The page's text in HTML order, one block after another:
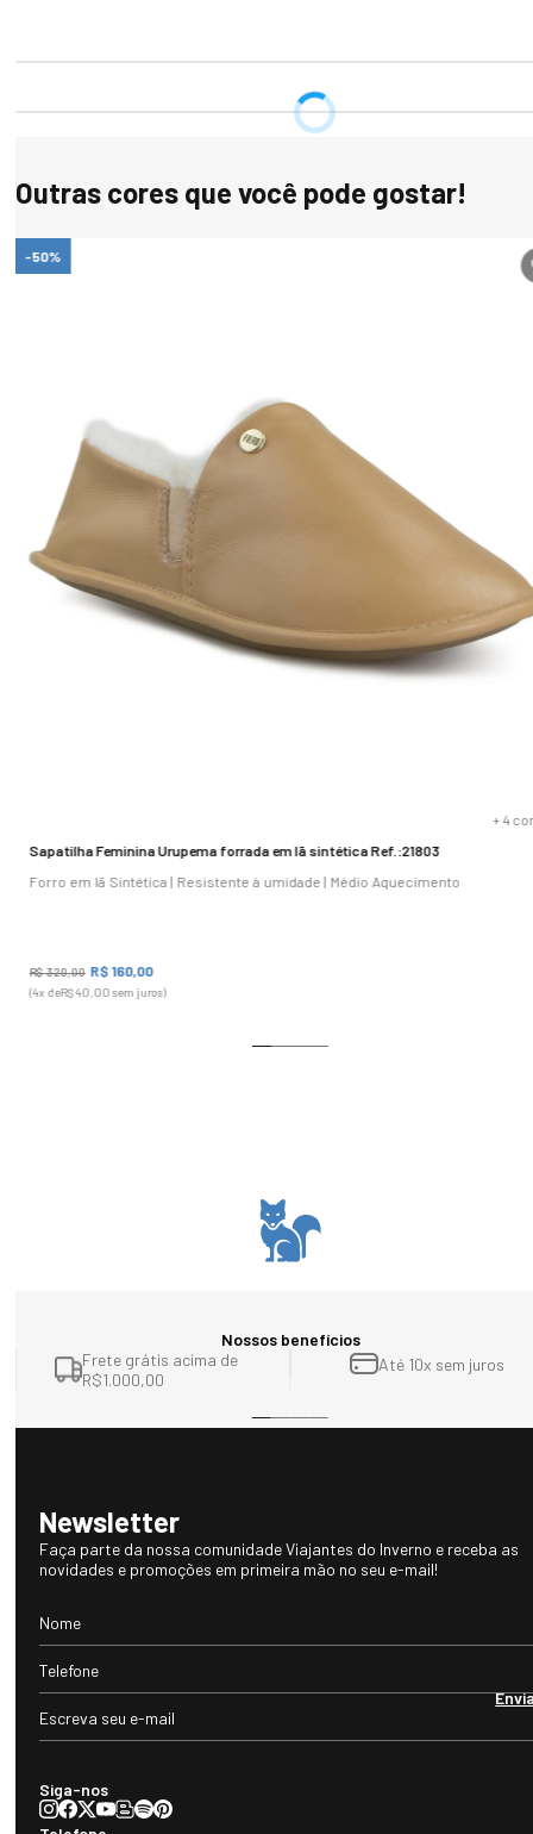
Outras cores que você pode gostar!
-50%
+4
Sapatilha Feminina Urupema forrada em lã sintética Ref.:21803
Forro em lã Sintética | Resistente à umidade | Médio Aquecimento
R$320,00 R$160,00
(4x deR$40,00sem juros)
Nossos benefícios
Frete grátis acima de
R$1.000,00
Até 10x sem juros
Newsletter
Faça parte da nossa comunidade Viajantes do Inverno e receba as
novidades e promoções em primeira mão no seu e-mail!
Siga-nos